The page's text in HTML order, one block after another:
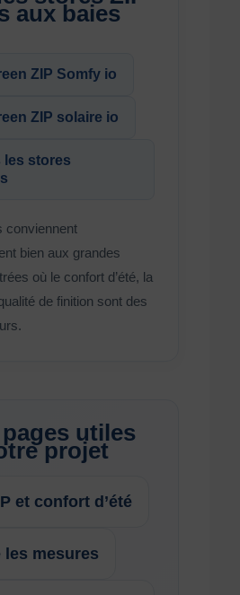
aux baies
ZIP Somfy io
ZIP solaire io
les stores
conviennent
bien aux grandes
où le confort d’été, la
de finition sont des
utiles
projet
et confort d’été
les mesures